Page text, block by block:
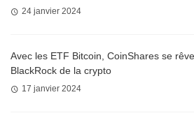
24 janvier 2024
Avec les ETF Bitcoin, CoinShares se
BlackRock de la crypto
17 janvier 2024